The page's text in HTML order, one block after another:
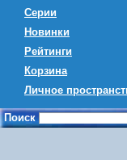
Серии
Новинки
Рейтинги
Корзина
Личное
Поиск